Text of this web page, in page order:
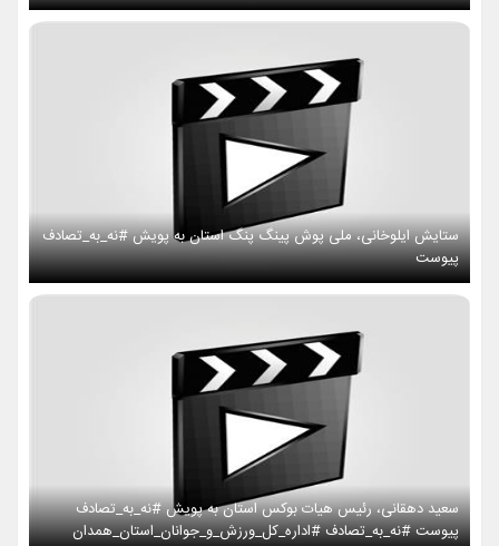
ستایش ایلوخانی، ملی پوش پینگ پنگ استان به پویش #نه_به_تصادف
پیوست
سعید دهقانی، رئیس هیات بوکس استان به پویش #نه_به_تصادف
پیوست #نه_به_تصادف #اداره_کل_ورزش_و_جوانان_استان_همدان